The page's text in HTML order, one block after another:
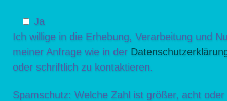
Ja
Ich willige in die Erhebung, Verarbeitung und
meiner Anfrage wie in der
oder schriftlich zu kontaktieren.
Spamschutz: Welche Zahl ist größer, acht